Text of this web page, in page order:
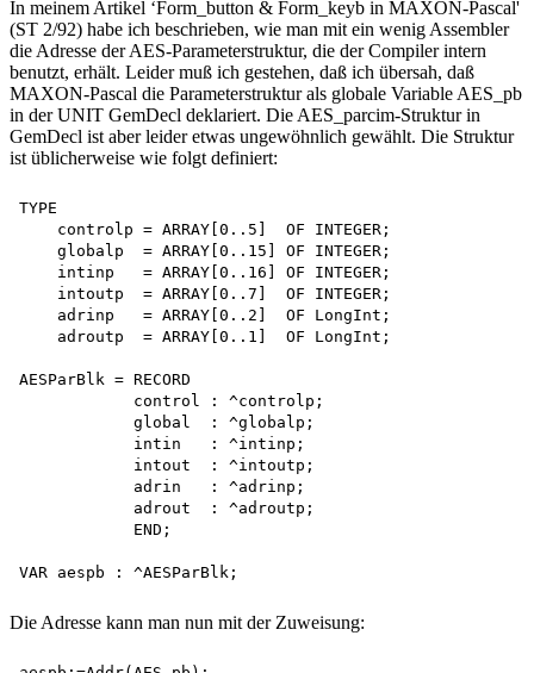
In meinem Artikel ‘Form_button & Form_keyb in MAXON-Pascal'
(ST 2/92) habe ich beschrieben, wie man mit ein wenig Assembler
die Adresse der AES-Parameterstruktur, die der Compiler intern
benutzt, erhält. Leider muß ich gestehen, daß ich übersah, daß
MAXON-Pascal die Parameterstruktur als globale Variable AES_pb
in der UNIT GemDecl deklariert. Die AES_parcim-Struktur in
GemDecl ist aber leider etwas ungewöhnlich gewählt. Die Struktur
ist üblicherweise wie folgt definiert:
TYPE
    controlp = ARRAY[0..5]  OF INTEGER;
    globalp  = ARRAY[0..15] OF INTEGER;
    intinp   = ARRAY[0..16] OF INTEGER;
    intoutp  = ARRAY[0..7]  OF INTEGER;
    adrinp   = ARRAY[0..2]  OF LongInt;
    adroutp  = ARRAY[0..1]  OF LongInt;
AESParBlk = RECORD
            control : ^controlp;
            global  : ^globalp;
            intin   : ^intinp;
            intout  : ^intoutp;
            adrin   : ^adrinp;
            adrout  : ^adroutp;
            END;
Die Adresse kann man nun mit der Zuweisung: